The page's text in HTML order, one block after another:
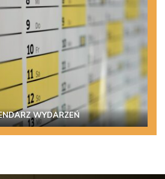
WYDARZEŃ